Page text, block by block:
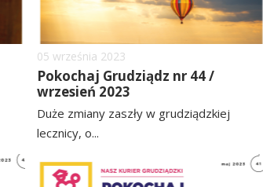
Dodano
05 września 2023
Pokochaj Grudziądz nr 44 /
wrzesień 2023
Duże zmiany zaszły w grudziądzkiej
lecznicy, o...
więcej
image